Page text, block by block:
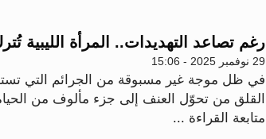
رغم تصاعد التهديدات.. المرأة الليبية
29 نوفمبر 2025 - 15:06
في ظل موجة غير مسبوقة من الجرائم التي
القلق من تحوّل العنف إلى جزء مألوف من
متابعة القراءة ...